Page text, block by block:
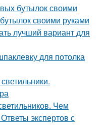
бутылок своими
своими руками
лучший вариант для
для потолка
Чем
экспертов с